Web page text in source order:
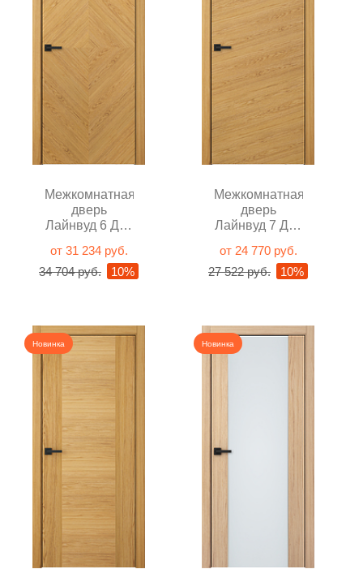
Межкомнатная
дверь
Лайнвуд 6 Дуб
глухая
от 31 234 руб.
34 704 руб.
10%
Межкомнатная
дверь
Лайнвуд 7 Дуб
глухая
от 24 770 руб.
27 522 руб.
10%
Новинка Новинка